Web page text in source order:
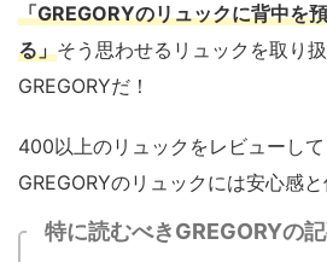
「GREGORYのリュックに背中を
る」そう思わせるリュックを取り
GREGORYだ！
400以上のリュックをレビューし
GREGORYのリュックには安心感と
特に読むべきGREGORYの